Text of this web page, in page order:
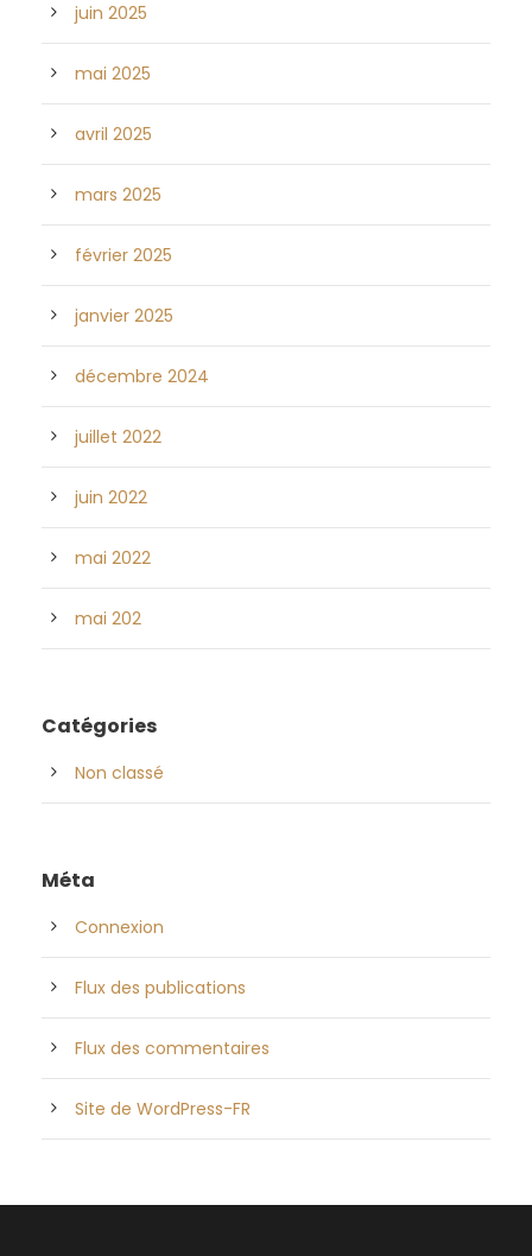
juin 2025
mai 2025
avril 2025
mars 2025
février 2025
janvier 2025
décembre 2024
juillet 2022
juin 2022
mai 2022
mai 202
Catégories
Non classé
Méta
Connexion
Flux des publications
Flux des commentaires
Site de WordPress-FR